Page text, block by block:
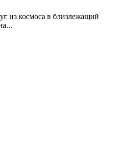
из космоса в близлежащий